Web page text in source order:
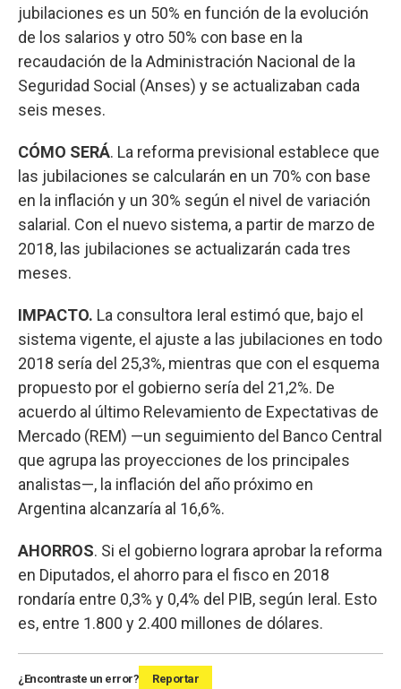
jubilaciones es un 50% en función de la evolución
de los salarios y otro 50% con base en la
recaudación de la Administración Nacional de la
Seguridad Social (Anses) y se actualizaban cada
seis meses.
CÓMO SERÁ. La reforma previsional establece que
las jubilaciones se calcularán en un 70% con base
en la inflación y un 30% según el nivel de variación
salarial. Con el nuevo sistema, a partir de marzo de
2018, las jubilaciones se actualizarán cada tres
meses.
IMPACTO. La consultora Ieral estimó que, bajo el
sistema vigente, el ajuste a las jubilaciones en todo
2018 sería del 25,3%, mientras que con el esquema
propuesto por el gobierno sería del 21,2%. De
acuerdo al último Relevamiento de Expectativas de
Mercado (REM) —un seguimiento del Banco Central
que agrupa las proyecciones de los principales
analistas—, la inflación del año próximo en
Argentina alcanzaría al 16,6%.
AHORROS. Si el gobierno lograra aprobar la reforma
en Diputados, el ahorro para el fisco en 2018
rondaría entre 0,3% y 0,4% del PIB, según Ieral. Esto
es, entre 1.800 y 2.400 millones de dólares.
¿Encontraste un error? Reportar